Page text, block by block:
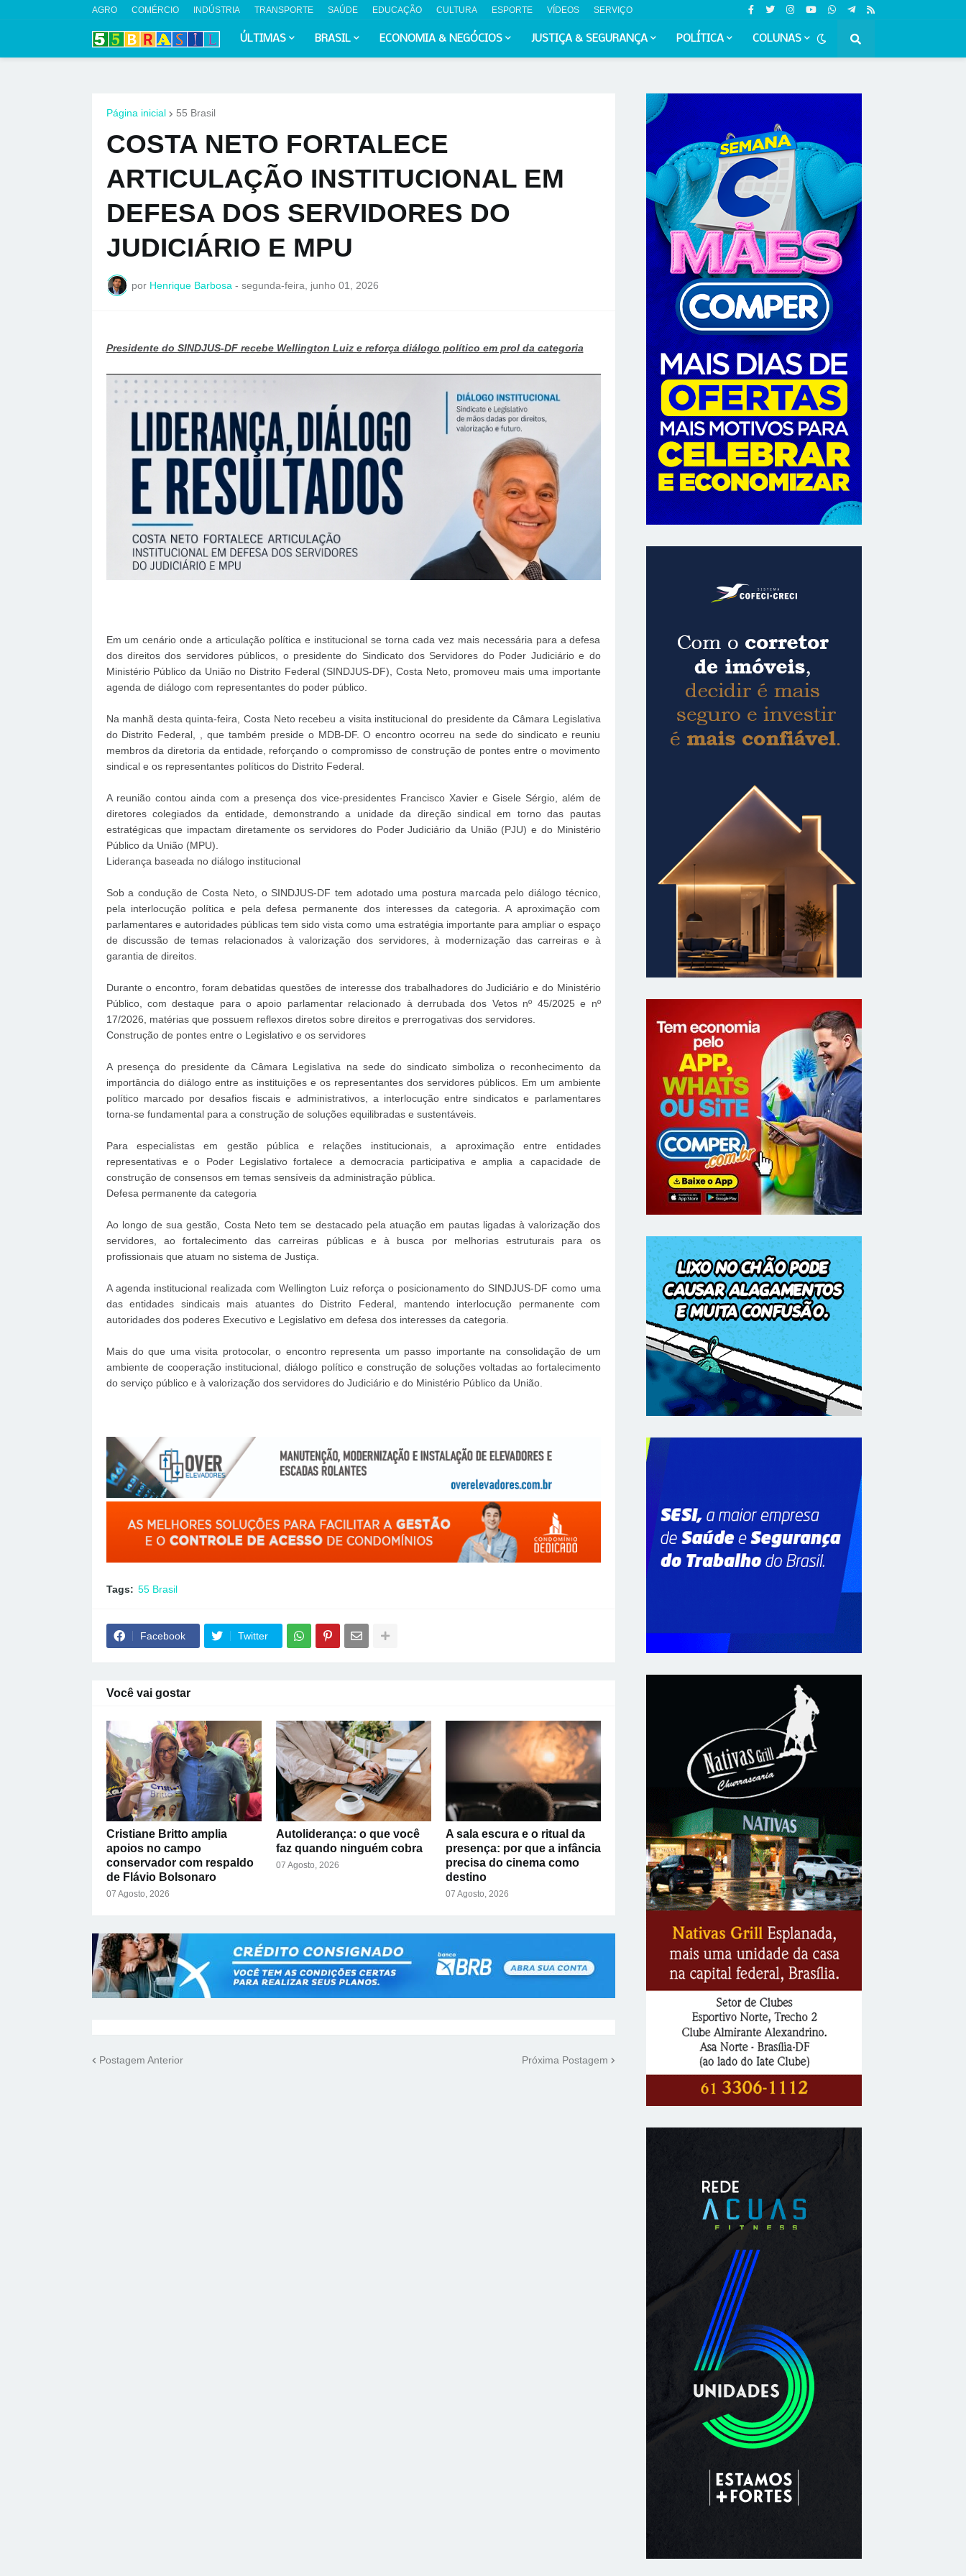
AGRO COMÉRCIO INDÚSTRIA TRANSPORTE SAÚDE EDUCAÇÃO CULTURA ESPORTE VÍDEOS SERVIÇO
ÚLTIMAS BRASIL ECONOMIA & NEGÓCIOS JUSTIÇA & SEGURANÇA POLÍTICA COLUNAS
Página inicial 55 Brasil
COSTA NETO FORTALECE
ARTICULAÇÃO INSTITUCIONAL EM
DEFESA DOS SERVIDORES DO
JUDICIÁRIO E MPU
por Henrique Barbosa - segunda-feira, junho 01, 2026
Presidente do SINDJUS-DF recebe Wellington Luiz e reforça diálogo político em prol da categoria
Em um cenário onde a articulação política e institucional se torna cada vez mais necessária para a defesa
dos direitos dos servidores públicos, o presidente do Sindicato dos Servidores do Poder Judiciário e do
Ministério Público da União no Distrito Federal (SINDJUS-DF), Costa Neto, promoveu mais uma importante
agenda de diálogo com representantes do poder público.
Na manhã desta quinta-feira, Costa Neto recebeu a visita institucional do presidente da Câmara Legislativa
do Distrito Federal, , que também preside o MDB-DF. O encontro ocorreu na sede do sindicato e reuniu
membros da diretoria da entidade, reforçando o compromisso de construção de pontes entre o movimento
sindical e os representantes políticos do Distrito Federal.
A reunião contou ainda com a presença dos vice-presidentes Francisco Xavier e Gisele Sérgio, além de
diretores colegiados da entidade, demonstrando a unidade da direção sindical em torno das pautas
estratégicas que impactam diretamente os servidores do Poder Judiciário da União (PJU) e do Ministério
Público da União (MPU).
Liderança baseada no diálogo institucional
Sob a condução de Costa Neto, o SINDJUS-DF tem adotado uma postura marcada pelo diálogo técnico,
pela interlocução política e pela defesa permanente dos interesses da categoria. A aproximação com
parlamentares e autoridades públicas tem sido vista como uma estratégia importante para ampliar o espaço
de discussão de temas relacionados à valorização dos servidores, à modernização das carreiras e à
garantia de direitos.
Durante o encontro, foram debatidas questões de interesse dos trabalhadores do Judiciário e do Ministério
Público, com destaque para o apoio parlamentar relacionado à derrubada dos Vetos nº 45/2025 e nº
17/2026, matérias que possuem reflexos diretos sobre direitos e prerrogativas dos servidores.
Construção de pontes entre o Legislativo e os servidores
A presença do presidente da Câmara Legislativa na sede do sindicato simboliza o reconhecimento da
importância do diálogo entre as instituições e os representantes dos servidores públicos. Em um ambiente
político marcado por desafios fiscais e administrativos, a interlocução entre sindicatos e parlamentares
torna-se fundamental para a construção de soluções equilibradas e sustentáveis.
Para especialistas em gestão pública e relações institucionais, a aproximação entre entidades
representativas e o Poder Legislativo fortalece a democracia participativa e amplia a capacidade de
construção de consensos em temas sensíveis da administração pública.
Defesa permanente da categoria
Ao longo de sua gestão, Costa Neto tem se destacado pela atuação em pautas ligadas à valorização dos
servidores, ao fortalecimento das carreiras públicas e à busca por melhorias estruturais para os
profissionais que atuam no sistema de Justiça.
A agenda institucional realizada com Wellington Luiz reforça o posicionamento do SINDJUS-DF como uma
das entidades sindicais mais atuantes do Distrito Federal, mantendo interlocução permanente com
autoridades dos poderes Executivo e Legislativo em defesa dos interesses da categoria.
Mais do que uma visita protocolar, o encontro representa um passo importante na consolidação de um
ambiente de cooperação institucional, diálogo político e construção de soluções voltadas ao fortalecimento
do serviço público e à valorização dos servidores do Judiciário e do Ministério Público da União.
Tags: 55 Brasil
Facebook Twitter
Você vai gostar
Cristiane Britto amplia
apoios no campo
conservador com respaldo
de Flávio Bolsonaro
07 Agosto, 2026
Autoliderança: o que você
faz quando ninguém cobra
07 Agosto, 2026
A sala escura e o ritual da
presença: por que a infância
precisa do cinema como
destino
07 Agosto, 2026
Postagem Anterior Próxima Postagem